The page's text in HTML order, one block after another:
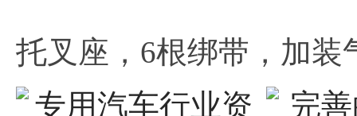
托叉座，6根绑带，加